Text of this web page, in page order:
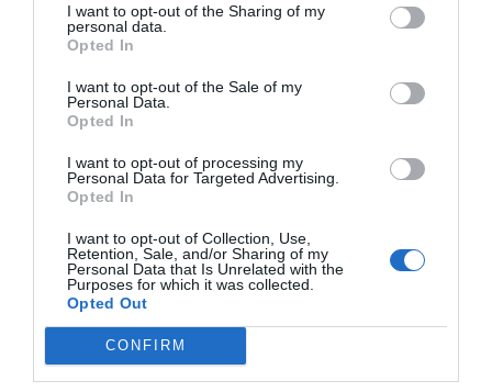
I want to opt-out of the Sharing of my
personal data.
Opted In
I want to opt-out of the Sale of my
Personal Data.
Opted In
I want to opt-out of processing my
Personal Data for Targeted Advertising.
Opted In
I want to opt-out of Collection, Use,
Retention, Sale, and/or Sharing of my
Personal Data that Is Unrelated with the
Purposes for which it was collected.
Opted Out
CONFIRM
Los datos oficiales destruyen el
triunfalismo de Pedro Sánchez
JOSÉ ANTONIO GÓMEZ30/05/2026
El relato económico oficial se ha convertido en el